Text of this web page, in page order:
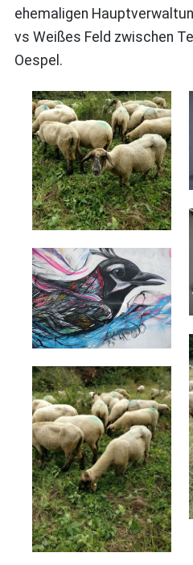
ehemaligen
vs Weißes Feld zwischen
Oespel.